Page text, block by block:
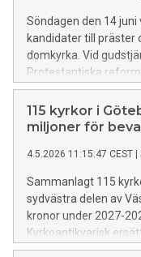
Söndagen den 14
kandidater till präster
domkyrka. Vid
Protestantiska
vigd för EFS emot
115 kyrkor i
miljoner för
4.5.2026 11:15:47 CEST |
Sammanlagt 115
sydvästra delen av
kronor under 2027-
Kyrkoantikvarisk